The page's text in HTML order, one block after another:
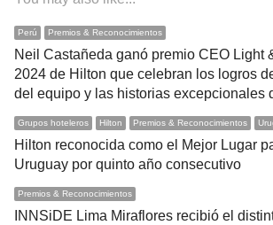
Perú Premios & Reconocimientos
Neil Castañeda ganó premio CEO Light
2024 de Hilton que celebran los logros
del equipo y las historias excepcionales
Grupos hoteleros Hilton Premios & Reconocimientos
Hilton reconocida como el Mejor Lugar
Uruguay por quinto año consecutivo
Premios & Reconocimientos
INNSiDE Lima Miraflores recibió el